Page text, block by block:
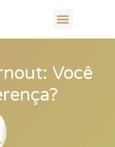
Você